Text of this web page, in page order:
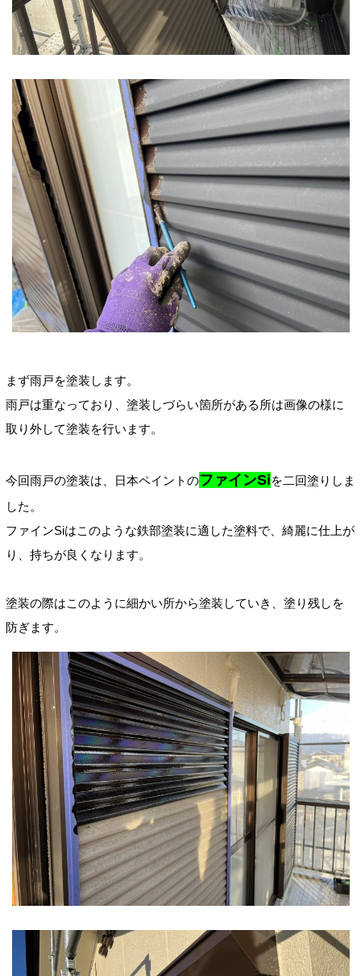
まず雨戸を塗装します。
雨戸は重なっており、塗装しづらい箇所がある所は画像の様に
取り外して塗装を行います。
今回雨戸の塗装は、日本ペイントのファインSiを二回塗りしま
した。
ファインSiはこのような鉄部塗装に適した塗料で、綺麗に仕上が
り、持ちが良くなります。
塗装の際はこのように細かい所から塗装していき、塗り残しを
防ぎます。